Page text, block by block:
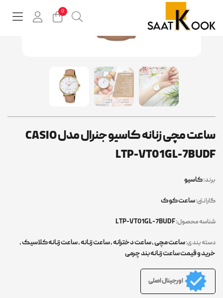
ساعت مچی زنانه کاسیو جنرال مدل CASIO
LTP-VT01GL-
کاسیو
ساعت کوک
محصول:LTP-VT01GL-7BUDF
بندی:ساعت مچی,ساعت دخترانه,ساعت زنانه,ساعت زنانه کلاسیک,
و قیمت ساعت زنانه بند چرمی
اورجینال اصلی